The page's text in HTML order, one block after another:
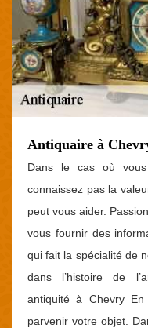
Antiquaire à
Dans le cas où
connaissez pas la
peut vous aider.
vous fournir des
qui fait la spécialité de
dans l’histoire de
antiquité à Chevry
parvenir votre objet.